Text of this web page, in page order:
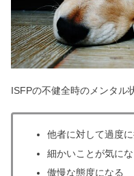
ISFPの不健全時のメンタル
他者に対して過度
細かいことが気にな
傲慢な態度になる